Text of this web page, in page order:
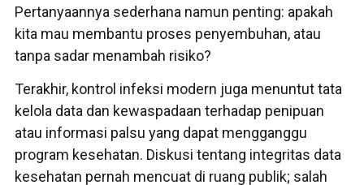
Pertanyaannya sederhana namun penting: apakah
kita mau membantu proses penyembuhan, atau
tanpa sadar menambah risiko?
Terakhir, kontrol infeksi modern juga menuntut tata
kelola data dan kewaspadaan terhadap penipuan
atau informasi palsu yang dapat mengganggu
program kesehatan. Diskusi tentang integritas data
kesehatan pernah mencuat di ruang publik; salah